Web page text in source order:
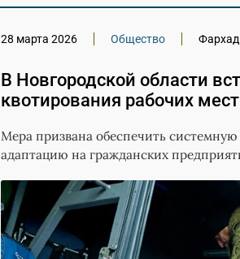
28 марта 2026 Общество
В Новгородской области
квотирования рабочих
Мера призвана обеспечить
адаптацию на гражданских